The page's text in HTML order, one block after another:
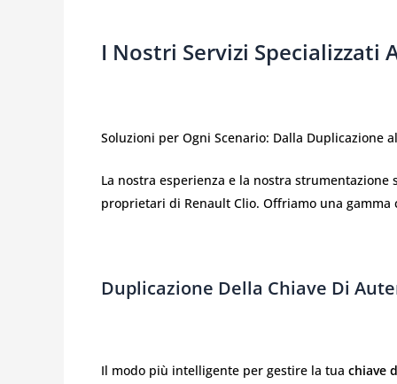
I Nostri Servizi Specializzati
Soluzioni per Ogni Scenario: Dalla Duplicazione
La nostra esperienza e la nostra
proprietari di Renault Clio. Offriamo una
Duplicazione Della Chiave Di
Il modo più intelligente per gestire la tua chiave